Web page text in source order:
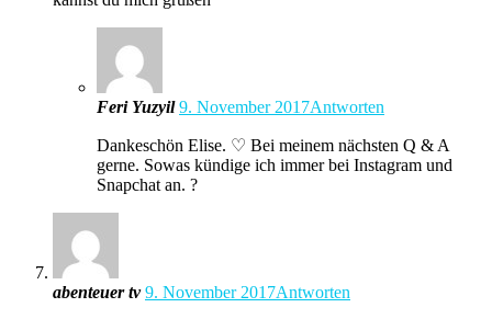
Feri Yuzyil 9. November 2017Antworten
Dankeschön Elise. ♡ Bei meinem nächsten Q & A
gerne. Sowas kündige ich immer bei Instagram und
Snapchat an. ?
abenteuer tv 9. November 2017Antworten